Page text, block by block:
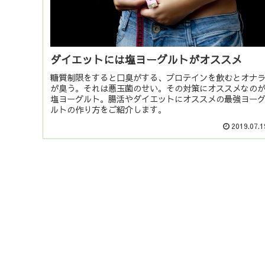
ダイエットには塩ヨーグルトがオススメ
糖質制限をすると口臭がする、プロテインを飲むとオナラ
が臭う。それは悪玉菌のせい。その対策にオススメなのが
塩ヨーグルト。腸活やダイエットにオススメの最強ヨーグ
ルトの作り方をご紹介します。